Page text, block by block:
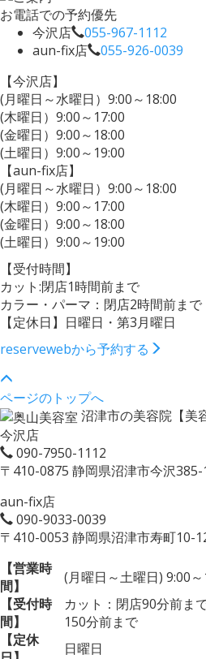
お電話での予約優先
今沢店
055-967-1112
aun-fix店
055-926-0039
【今沢店】
(月曜日～水曜日）9:00～18:00
(木曜日）9:00～17:00
(金曜日）9:00～18:00
(土曜日）9:00～19:00
【aun-fix店】
(月曜日～水曜日）9:00～18:00
(木曜日）9:00～17:00
(金曜日）9:00～18:00
(土曜日）9:00～19:00
【受付時間】
カット:閉店1時間前まで
カラー・パーマ：閉店2時間前まで
【定休日】日曜日・第3月曜日
reservewebから予約する
ページのトップへ
沼津市の美容院【美
今沢店
090-7950-1112
〒410-0875 静岡県沼津市今沢385-
aun-fix店
090-9033-0039
〒410-0053 静岡県沼津市寿町10-
【営業時
間】
(月曜日～土曜日) 9:00
【受付時
間】
カット：閉店90分前ま
150分前まで
【定休
日曜日